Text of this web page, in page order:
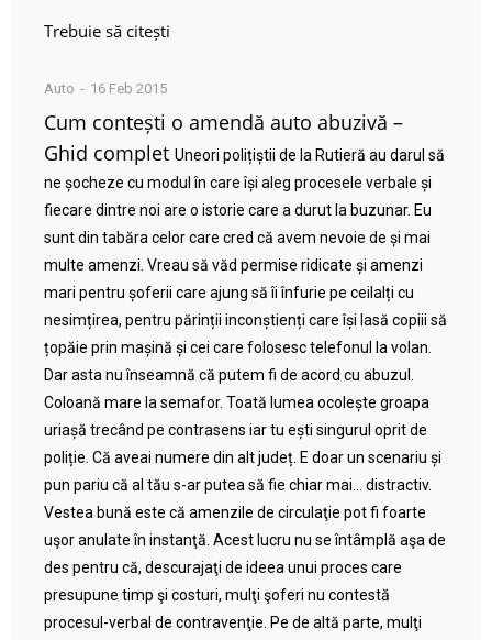
Trebuie să citești
Auto 16 Feb 2015
Cum contești o amendă auto abuzivă –
Ghid complet Uneori polițiștii de la Rutieră au darul să
ne șocheze cu modul în care își aleg procesele verbale și
fiecare dintre noi are o istorie care a durut la buzunar. Eu
sunt din tabăra celor care cred că avem nevoie de și mai
multe amenzi. Vreau să văd permise ridicate și amenzi
mari pentru șoferii care ajung să îi înfurie pe ceilalți cu
nesimțirea, pentru părinții inconștienți care își lasă copiii să
țopăie prin mașină și cei care folosesc telefonul la volan.
Dar asta nu înseamnă că putem fi de acord cu abuzul.
Coloană mare la semafor. Toată lumea ocolește groapa
uriașă trecând pe contrasens iar tu ești singurul oprit de
poliție. Că aveai numere din alt județ. E doar un scenariu și
pun pariu că al tău s-ar putea să fie chiar mai… distractiv.
Vestea bună este că amenzile de circulaţie pot fi foarte
uşor anulate în instanţă. Acest lucru nu se întâmplă aşa de
des pentru că, descurajaţi de ideea unui proces care
presupune timp şi costuri, mulţi şoferi nu contestă
procesul-verbal de contravenţie. Pe de altă parte, mulţi